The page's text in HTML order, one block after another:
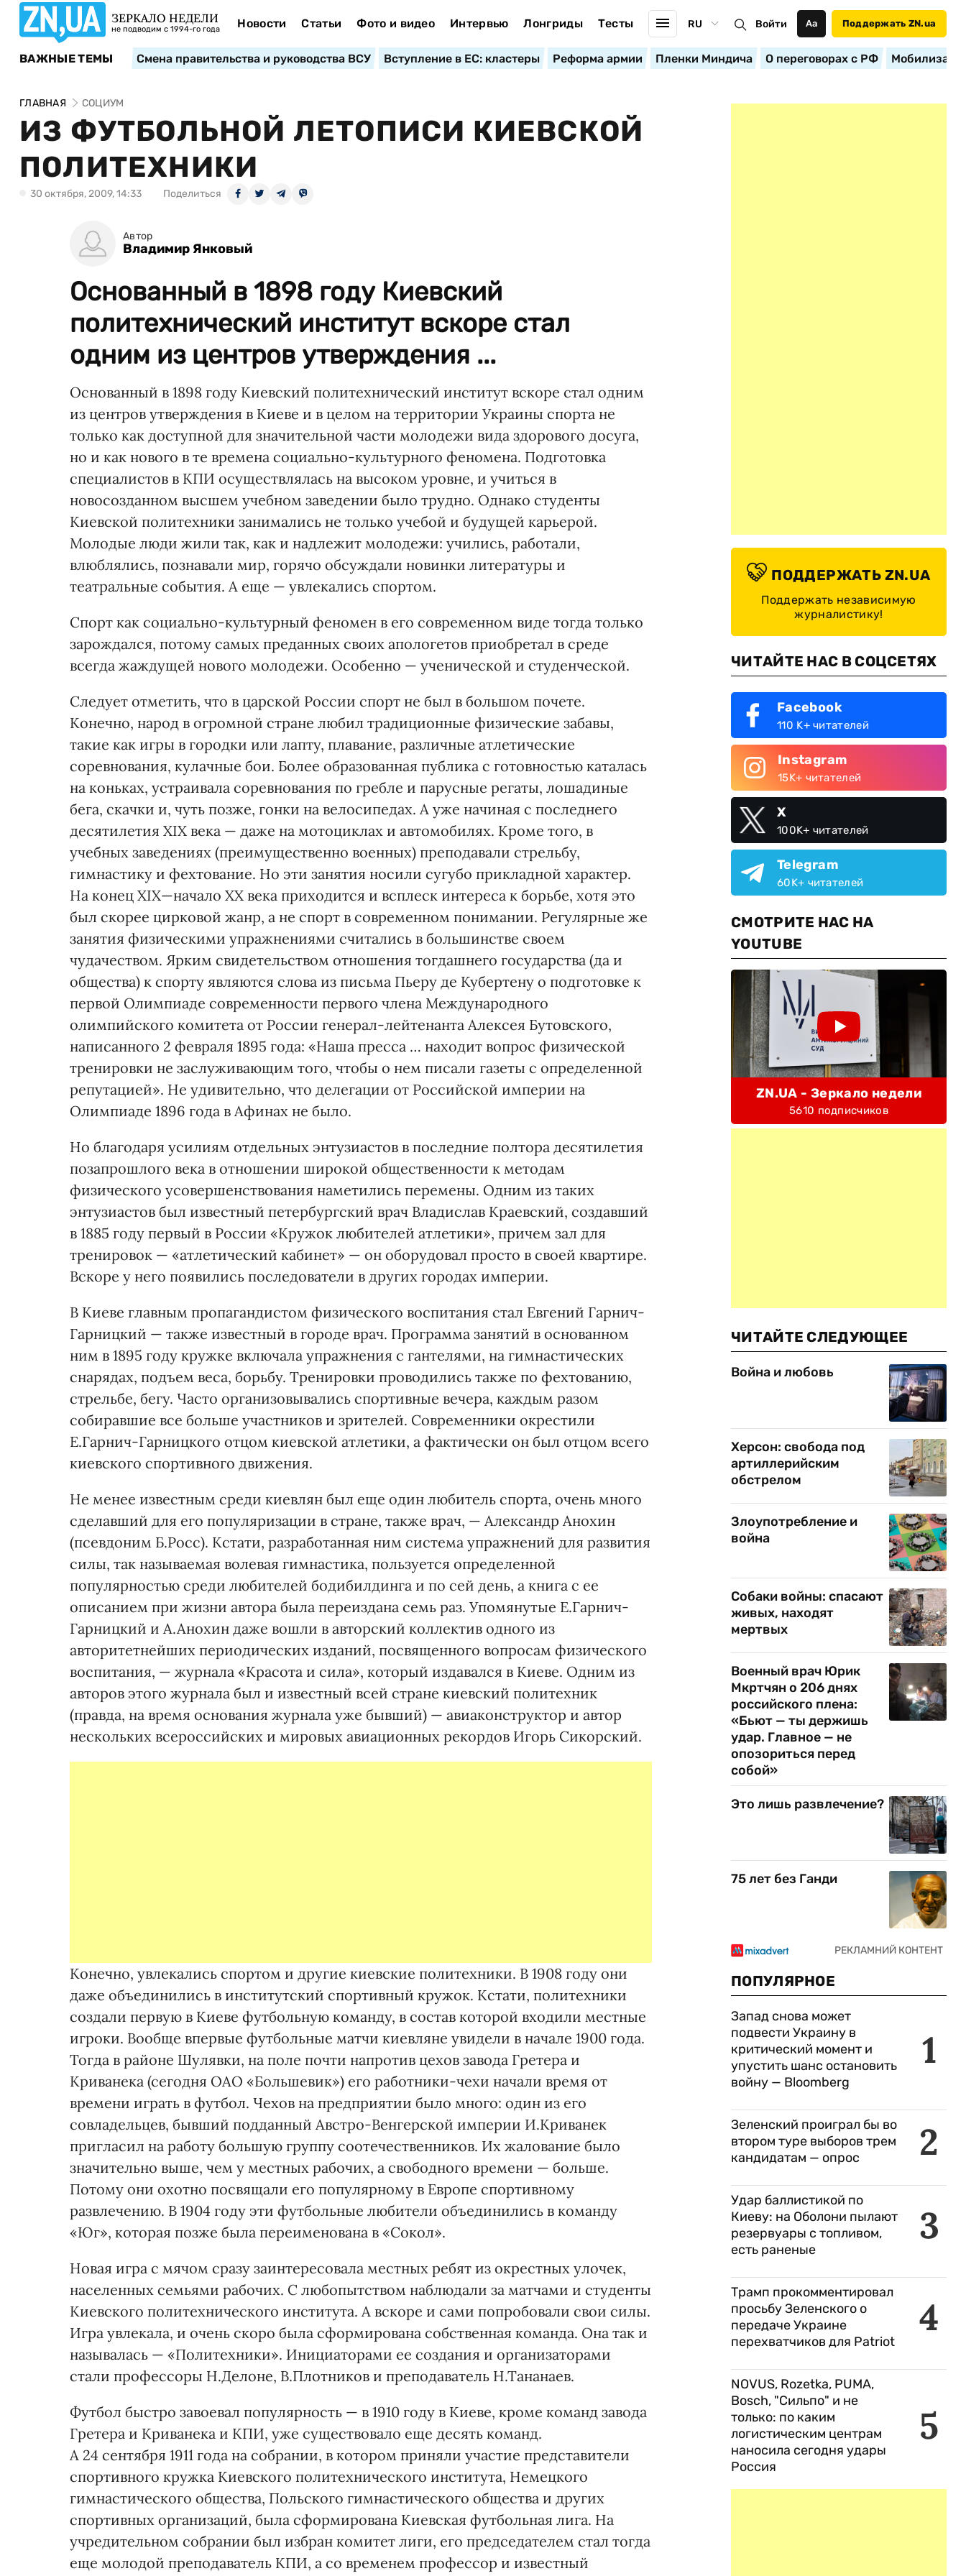
ЗЕРКАЛО НЕДЕЛИ
не подводим с 1994-го года Новости Статьи Фото и видео Интервью Лонгриды Тесты RU Войти Аа Поддержать ZN.ua
ВАЖНЫЕ ТЕМЫ Смена правительства и руководства ВСУ Вступление в ЕС: кластеры Реформа армии Пленки Миндича О переговорах с РФ
ГЛАВНАЯ СОЦИУМ
ИЗ ФУТБОЛЬНОЙ ЛЕТОПИСИ КИЕВСКОЙ
ПОЛИТЕХНИКИ
30 октября, 2009, 14:33 Поделиться
Автор
Владимир Янковый
Основанный в 1898 году Киевский
политехнический институт вскоре стал
одним из центров утверждения ...
Основанный в 1898 году Киевский политехнический институт вскоре стал одним
из центров утверждения в Киеве и в целом на территории Украины спорта не
только как доступной для значительной части молодежи вида здорового досуга,
но и как нового в те времена социально-культурного феномена. Подготовка
специалистов в КПИ осуществлялась на высоком уровне, и учиться в
новосозданном высшем учебном заведении было трудно. Однако студенты
Киевской политехники занимались не только учебой и будущей карьерой.
Молодые люди жили так, как и надлежит молодежи: учились, работали,
влюблялись, познавали мир, горячо обсуждали новинки литературы и
театральные события. А еще — увлекались спортом.
Спорт как социально-культурный феномен в его современном виде тогда только
зарождался, потому самых преданных своих апологетов приобретал в среде
всегда жаждущей нового молодежи. Особенно — ученической и студенческой.
Следует отметить, что в царской России спорт не был в большом почете.
Конечно, народ в огромной стране любил традиционные физические забавы,
такие как игры в городки или лапту, плавание, различные атлетические
соревнования, кулачные бои. Более образованная публика с готовностью каталась
на коньках, устраивала соревнования по гребле и парусные регаты, лошадиные
бега, скачки и, чуть позже, гонки на велосипедах. А уже начиная с последнего
десятилетия ХІХ века — даже на мотоциклах и автомобилях. Кроме того, в
учебных заведениях (преимущественно военных) преподавали стрельбу,
гимнастику и фехтование. Но эти занятия носили сугубо прикладной характер.
На конец ХІХ—начало ХХ века приходится и всплеск интереса к борьбе, хотя это
был скорее цирковой жанр, а не спорт в современном понимании. Регулярные же
занятия физическими упражнениями считались в большинстве своем
чудачеством. Ярким свидетельством отношения тогдашнего государства (да и
общества) к спорту являются слова из письма Пьеру де Кубертену о подготовке к
первой Олимпиаде современности первого члена Международного
олимпийского комитета от России генерал-лейтенанта Алексея Бутовского,
написанного 2 февраля 1895 года: «Наша пресса … находит вопрос физической
тренировки не заслуживающим того, чтобы о нем писали газеты с определенной
репутацией». Не удивительно, что делегации от Российской империи на
Олимпиаде 1896 года в Афинах не было.
Но благодаря усилиям отдельных энтузиастов в последние полтора десятилетия
позапрошлого века в отношении широкой общественности к методам
физического усовершенствования наметились перемены. Одним из таких
энтузиастов был известный петербургский врач Владислав Краевский, создавший
в 1885 году первый в России «Кружок любителей атлетики», причем зал для
тренировок — «атлетический кабинет» — он оборудовал просто в своей квартире.
Вскоре у него появились последователи в других городах империи.
В Киеве главным пропагандистом физического воспитания стал Евгений Гарнич-
Гарницкий — также известный в городе врач. Программа занятий в основанном
ним в 1895 году кружке включала упражнения с гантелями, на гимнастических
снарядах, подъем веса, борьбу. Тренировки проводились также по фехтованию,
стрельбе, бегу. Часто организовывались спортивные вечера, каждым разом
собиравшие все больше участников и зрителей. Современники окрестили
Е.Гарнич-Гарницкого отцом киевской атлетики, а фактически он был отцом всего
киевского спортивного движения.
Не менее известным среди киевлян был еще один любитель спорта, очень много
сделавший для его популяризации в стране, также врач, — Александр Анохин
(псевдоним Б.Росс). Кстати, разработанная ним система упражнений для развития
силы, так называемая волевая гимнастика, пользуется определенной
популярностью среди любителей бодибилдинга и по сей день, а книга с ее
описанием при жизни автора была переиздана семь раз. Упомянутые Е.Гарнич-
Гарницкий и А.Анохин даже вошли в авторский коллектив одного из
авторитетнейших периодических изданий, посвященного вопросам физического
воспитания, — журнала «Красота и сила», который издавался в Киеве. Одним из
авторов этого журнала был и известный всей стране киевский политехник
(правда, на время основания журнала уже бывший) — авиаконструктор и автор
нескольких всероссийских и мировых авиационных рекордов Игорь Сикорский.
Конечно, увлекались спортом и другие киевские политехники. В 1908 году они
даже объединились в институтский спортивный кружок. Кстати, политехники
создали первую в Киеве футбольную команду, в состав которой входили местные
игроки. Вообще впервые футбольные матчи киевляне увидели в начале 1900 года.
Тогда в районе Шулявки, на поле почти напротив цехов завода Гретера и
Криванека (сегодня ОАО «Большевик») его работники-чехи начали время от
времени играть в футбол. Чехов на предприятии было много: один из его
совладельцев, бывший подданный Австро-Венгерской империи И.Криванек
пригласил на работу большую группу соотечественников. Их жалование было
значительно выше, чем у местных рабочих, а свободного времени — больше.
Потому они охотно посвящали его популярному в Европе спортивному
развлечению. В 1904 году эти футбольные любители объединились в команду
«Юг», которая позже была переименована в «Сокол».
Новая игра с мячом сразу заинтересовала местных ребят из окрестных улочек,
населенных семьями рабочих. С любопытством наблюдали за матчами и студенты
Киевского политехнического института. А вскоре и сами попробовали свои силы.
Игра увлекала, и очень скоро была сформирована собственная команда. Она так и
называлась — «Политехники». Инициаторами ее создания и организаторами
стали профессоры Н.Делоне, В.Плотников и преподаватель Н.Тананаев.
Футбол быстро завоевал популярность — в 1910 году в Киеве, кроме команд завода
Гретера и Криванека и КПИ, уже существовало еще десять команд.
А 24 сентября 1911 года на собрании, в котором приняли участие представители
спортивного кружка Киевского политехнического института, Немецкого
гимнастического общества, Польского гимнастического общества и других
спортивных организаций, была сформирована Киевская футбольная лига. На
учредительном собрании был избран комитет лиги, его председателем стал тогда
еще молодой преподаватель КПИ, а со временем профессор и известный
ПОДДЕРЖАТЬ ZN.UA
Поддержать независимую
журналистику!
ЧИТАЙТЕ НАС В СОЦСЕТЯХ
Facebook
110 K+ читателей
Instagram
15K+ читателей
X
100K+ читателей
Telegram
60K+ читателей
СМОТРИТЕ НАС НА
YOUTUBE
ZN.UA - Зеркало недели
5610 подписчиков
ЧИТАЙТЕ СЛЕДУЮЩЕЕ
Война и любовь
Херсон: свобода под
артиллерийским
обстрелом
Злоупотребление и
война
Собаки войны: спасают
живых, находят
мертвых
Военный врач Юрик
Мкртчян о 206 днях
российского плена:
«Бьют — ты держишь
удар. Главное — не
опозориться перед
собой»
Это лишь развлечение?
75 лет без Ганди
ПОПУЛЯРНОЕ
1
Запад снова может
подвести Украину в
критический момент и
упустить шанс остановить
войну — Bloomberg
2
Зеленский проиграл бы во
втором туре выборов трем
кандидатам — опрос
3
Удар баллистикой по
Киеву: на Оболони пылают
резервуары с топливом,
есть раненые
4
Трамп прокомментировал
просьбу Зеленского о
передаче Украине
перехватчиков для Patriot
5
NOVUS, Rozetka, PUMA,
Bosch, "Сильпо" и не
только: по каким
логистическим центрам
наносила сегодня удары
Россия